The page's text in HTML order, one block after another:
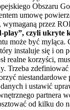
Obszaru
umowę
wymaganą przez
play”, czyli ukryte
może być
instaluje się i on
realne korzyści,
Trzeba
i ustawić
partnera
od kilku do